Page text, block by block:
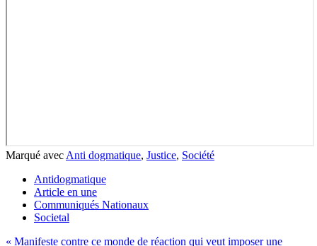
Marqué avec Anti dogmatique, Justice, Société
Antidogmatique
Article en une
Communiqués Nationaux
Societal
« Manifeste contre ce monde de réaction qui veut imposer une